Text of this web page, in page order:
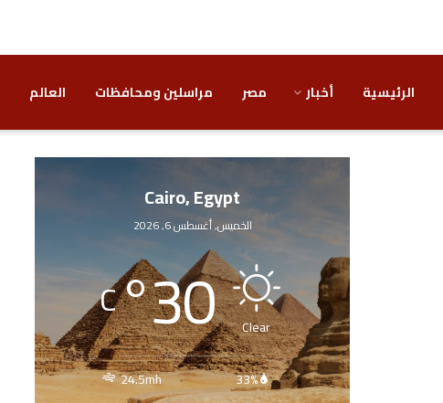
الرئيسية أخبار مصر ‏مراسلين ومحافظات ‏العالم
Cairo, Egypt
الخميس, أغسطس 6, 2026
Clear
30
°
C
33%
24.5mh